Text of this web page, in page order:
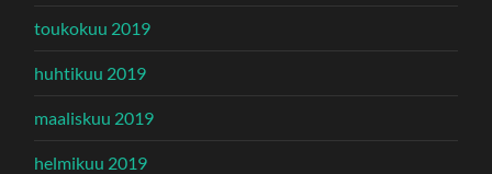
toukokuu 2019
huhtikuu 2019
maaliskuu 2019
helmikuu 2019